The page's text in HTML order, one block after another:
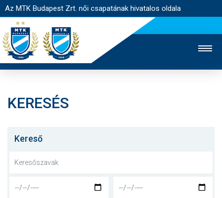
Az MTK Budapest Zrt. női csapatának hivatalos oldala
JEGYÉRTÉKESÍTÉS
NYITÓLAP
KERESÉS
Kereső